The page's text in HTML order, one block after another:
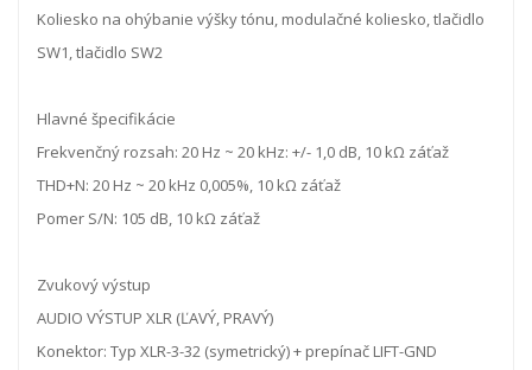
Koliesko na ohýbanie výšky tónu, modulačné koliesko, tlačidlo
SW1, tlačidlo SW2
Hlavné špecifikácie
Frekvenčný rozsah: 20 Hz ~ 20 kHz: +/- 1,0 dB, 10 kΩ záťaž
THD+N: 20 Hz ~ 20 kHz 0,005%, 10 kΩ záťaž
Pomer S/N: 105 dB, 10 kΩ záťaž
Zvukový výstup
AUDIO VÝSTUP XLR (ĽAVÝ, PRAVÝ)
Konektor: Typ XLR-3-32 (symetrický) + prepínač LIFT-GND